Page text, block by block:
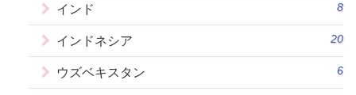
インド 8
インドネシア 20
ウズベキスタン 6